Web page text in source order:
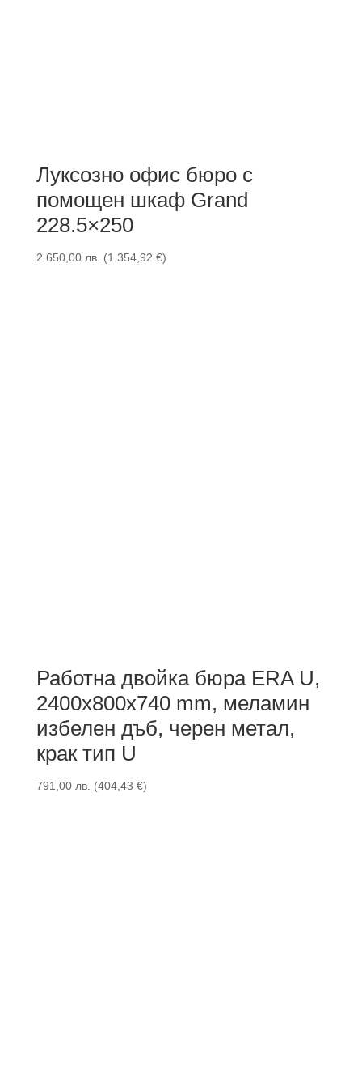
Луксозно офис бюро с
помощен шкаф Grand
228.5×250
2.650,00 лв. (1.354,92 €)
Работна двойка бюра ERA U,
2400x800x740 mm, меламин
избелен дъб, черен метал,
крак тип U
791,00 лв. (404,43 €)